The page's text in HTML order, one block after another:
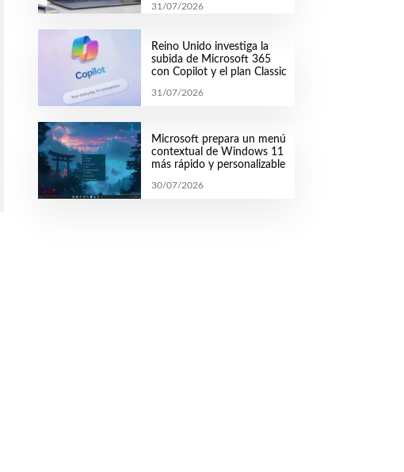
31/07/2026
Reino Unido investiga la
subida de Microsoft 365
con Copilot y el plan Classic
31/07/2026
Microsoft prepara un menú
contextual de Windows 11
más rápido y personalizable
30/07/2026